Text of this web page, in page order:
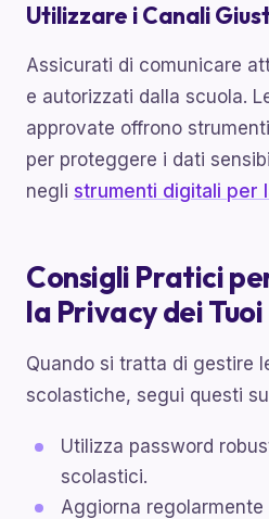
Utilizzare i Canali
Assicurati di comunicare
e autorizzati dalla scuola.
approvate offrono
per proteggere i dati
negli strumenti digitali per
Consigli Pratici
la Privacy dei
Quando si tratta di gestire
scolastiche, segui questi
Utilizza password
scolastici.
Aggiorna